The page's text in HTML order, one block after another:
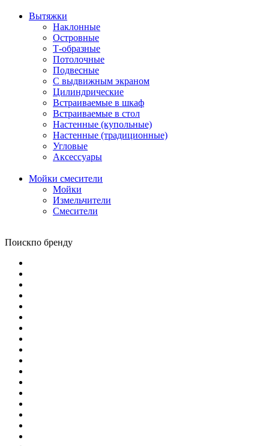
Вытяжки
Наклонные
Островные
Т-образные
Потолочные
Подвесные
С выдвижным экраном
Цилиндрические
Встраиваемые в шкаф
Встраиваемые в стол
Настенные (купольные)
Настенные (традиционные)
Угловые
Аксессуары
Мойки смесители
Мойки
Измельчители
Смесители
Поискпо бренду